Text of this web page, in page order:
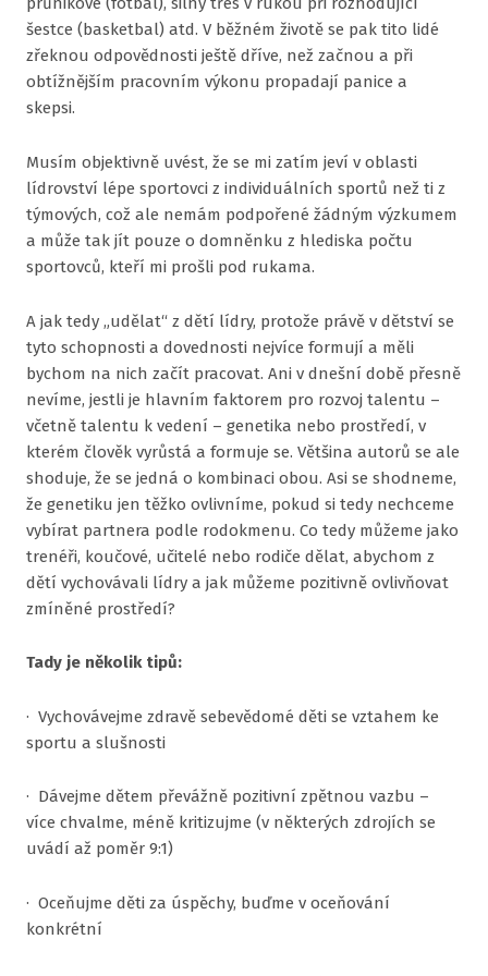
šestce (basketbal) atd. V běžném životě se pak tito lidé
zřeknou odpovědnosti ještě dříve, než začnou a při
obtížnějším pracovním výkonu propadají panice a
skepsi.
Musím objektivně uvést, že se mi zatím jeví v oblasti
lídrovství lépe sportovci z individuálních sportů než ti z
týmových, což ale nemám podpořené žádným výzkumem
a může tak jít pouze o domněnku z hlediska počtu
sportovců, kteří mi prošli pod rukama.
A jak tedy „udělat“ z dětí lídry, protože právě v dětství se
tyto schopnosti a dovednosti nejvíce formují a měli
bychom na nich začít pracovat. Ani v dnešní době přesně
nevíme, jestli je hlavním faktorem pro rozvoj talentu –
včetně talentu k vedení – genetika nebo prostředí, v
kterém člověk vyrůstá a formuje se. Většina autorů se ale
shoduje, že se jedná o kombinaci obou. Asi se shodneme,
že genetiku jen těžko ovlivníme, pokud si tedy nechceme
vybírat partnera podle rodokmenu. Co tedy můžeme jako
trenéři, koučové, učitelé nebo rodiče dělat, abychom z
dětí vychovávali lídry a jak můžeme pozitivně ovlivňovat
zmíněné prostředí?
Tady je několik tipů:
· Vychovávejme zdravě sebevědomé děti se vztahem ke
sportu a slušnosti
· Dávejme dětem převážně pozitivní zpětnou vazbu –
více chvalme, méně kritizujme (v některých zdrojích se
uvádí až poměr 9:1)
· Oceňujme děti za úspěchy, buďme v oceňování
konkrétní